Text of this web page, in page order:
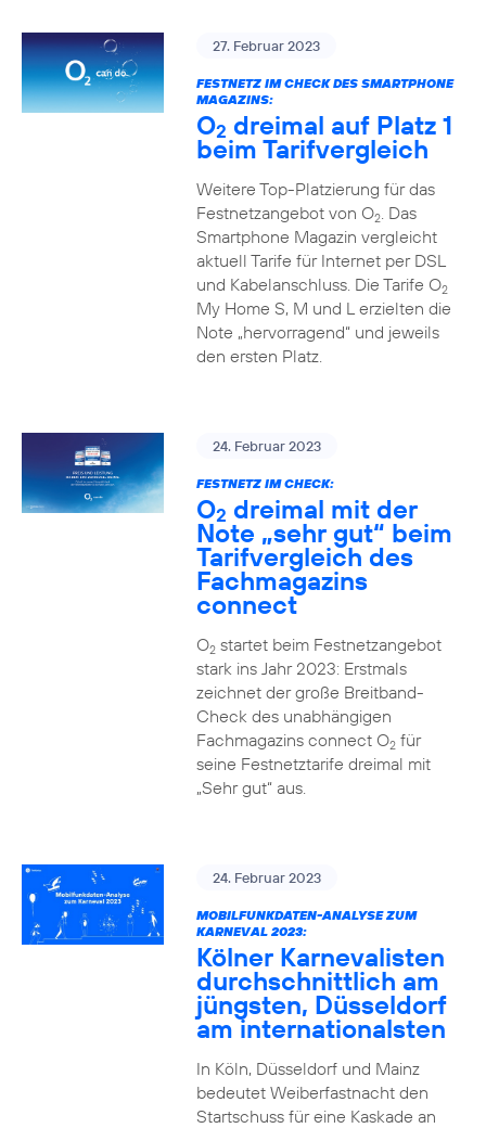
27. Februar 2023
FESTNETZ IM CHECK DES SMARTPHONE
MAGAZINS:
O2 dreimal auf Platz 1
beim Tarifvergleich
Weitere Top-Platzierung für das
Festnetzangebot von O2. Das
Smartphone Magazin vergleicht
aktuell Tarife für Internet per DSL
und Kabelanschluss. Die Tarife O2
My Home S, M und L erzielten die
Note „hervorragend“ und jeweils
den ersten Platz.
24. Februar 2023
FESTNETZ IM CHECK:
O2 dreimal mit der
Note „sehr gut“ beim
Tarifvergleich des
Fachmagazins
connect
O2startet beim Festnetzangebot
stark ins Jahr 2023: Erstmals
zeichnet der große Breitband-
Check des unabhängigen
Fachmagazins connect O2für
seine Festnetztarife dreimal mit
„Sehr gut“ aus.
24. Februar 2023
MOBILFUNKDATEN-ANALYSE ZUM
KARNEVAL 2023:
Kölner Karnevalisten
durchschnittlich am
jüngsten, Düsseldorf
am internationalsten
In Köln, Düsseldorf und Mainz
bedeutet Weiberfastnacht den
Startschuss für eine Kaskade an